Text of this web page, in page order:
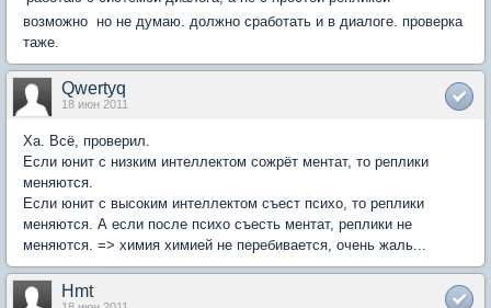
возможно  но не думаю. должно сработать и в диалоге. проверка
таже.
Qwertyq
18 июн 2011
Ха. Всё, проверил.
Если юнит с низким интеллектом сожрёт ментат, то реплики
меняются.
Если юнит с высоким интеллектом съест психо, то реплики
меняются. А если после психо съесть ментат, реплики не
меняются. => химия химией не перебивается, очень жаль...
Hmt